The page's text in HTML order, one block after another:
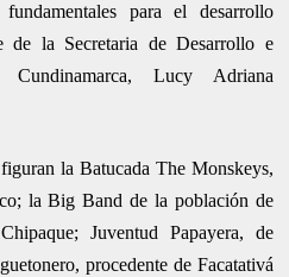
para el desarrollo
de la Secretaria de Desarrollo e
Lucy Adriana
la Batucada The Monskeys,
la Big Band de la población de
Juventud Papayera, de
procedente de Facatativá